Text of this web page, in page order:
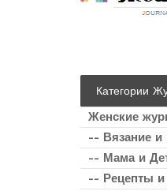
Категории
Женские
-- Вязание и
-- Мама и
-- Рецепты и